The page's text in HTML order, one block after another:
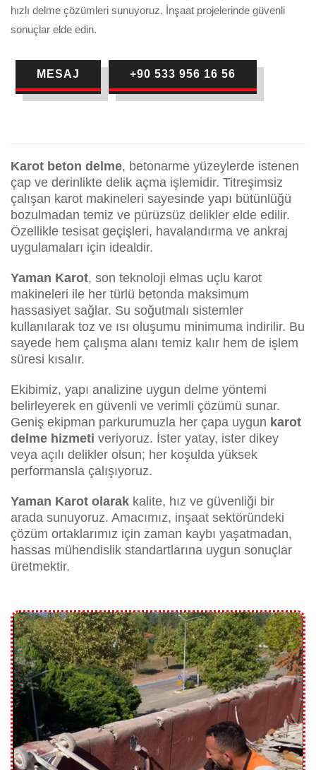
hızlı delme çözümleri sunuyoruz. İnşaat projelerinde güvenli
sonuçlar elde edin.
MESAJ +90 533 956 16 56
Karot beton delme, betonarme yüzeylerde istenen
çap ve derinlikte delik açma işlemidir. Titreşimsiz
çalışan karot makineleri sayesinde yapı bütünlüğü
bozulmadan temiz ve pürüzsüz delikler elde edilir.
Özellikle tesisat geçişleri, havalandırma ve ankraj
uygulamaları için idealdir.
Yaman Karot, son teknoloji elmas uçlu karot
makineleri ile her türlü betonda maksimum
hassasiyet sağlar. Su soğutmalı sistemler
kullanılarak toz ve ısı oluşumu minimuma indirilir. Bu
sayede hem çalışma alanı temiz kalır hem de işlem
süresi kısalır.
Ekibimiz, yapı analizine uygun delme yöntemi
belirleyerek en güvenli ve verimli çözümü sunar.
Geniş ekipman parkurumuzla her çapa uygun karot
delme hizmeti veriyoruz. İster yatay, ister dikey
veya açılı delikler olsun; her koşulda yüksek
performansla çalışıyoruz.
Yaman Karot olarak kalite, hız ve güvenliği bir
arada sunuyoruz. Amacımız, inşaat sektöründeki
çözüm ortaklarımız için zaman kaybı yaşatmadan,
hassas mühendislik standartlarına uygun sonuçlar
üretmektir.